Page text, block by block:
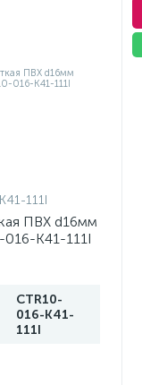
111I
ПВХ d16мм
K41-111I
CTR10-
016-K41-
111I